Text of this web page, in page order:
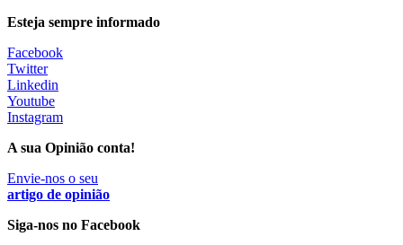
nutricionista no primeiro mês
7 Ago, 2026
apoio robótico em Portugal
7 Ago, 2026 |0 Comments
Esteja sempre informado
Facebook
Twitter
Linkedin
Youtube
Instagram
A sua Opinião conta!
Envie-nos o seu
artigo de opinião
Siga-nos no Facebook